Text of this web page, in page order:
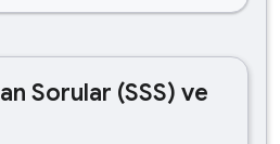
Sorular (SSS) ve